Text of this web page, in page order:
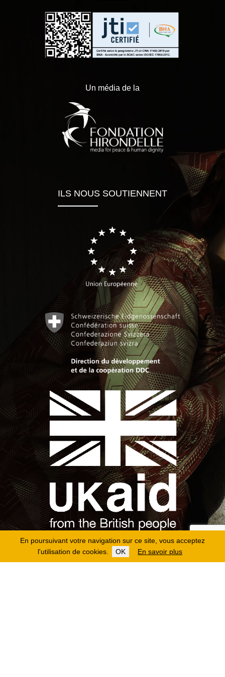
En poursuivant votre navigation sur ce site, vous acceptez
l'utilisation de cookies.
OK En savoir plus
Un média de la
ILS NOUS SOUTIENNENT